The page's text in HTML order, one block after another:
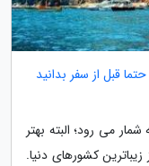
قبل از سفر بدانید
شمار می رود؛ البته بهتر
کشورهای دنیا.